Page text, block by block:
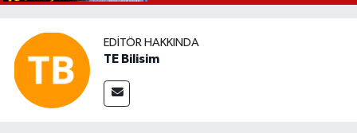
EDITÖR HAKKINDA
TE Bilisim